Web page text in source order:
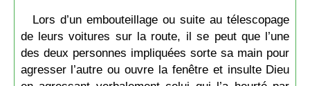
Lors d’un embouteillage ou suite au télescopage
de leurs voitures sur la route, il se peut que l’une
des deux personnes impliquées sorte sa main pour
agresser l’autre ou ouvre la fenêtre et insulte Dieu